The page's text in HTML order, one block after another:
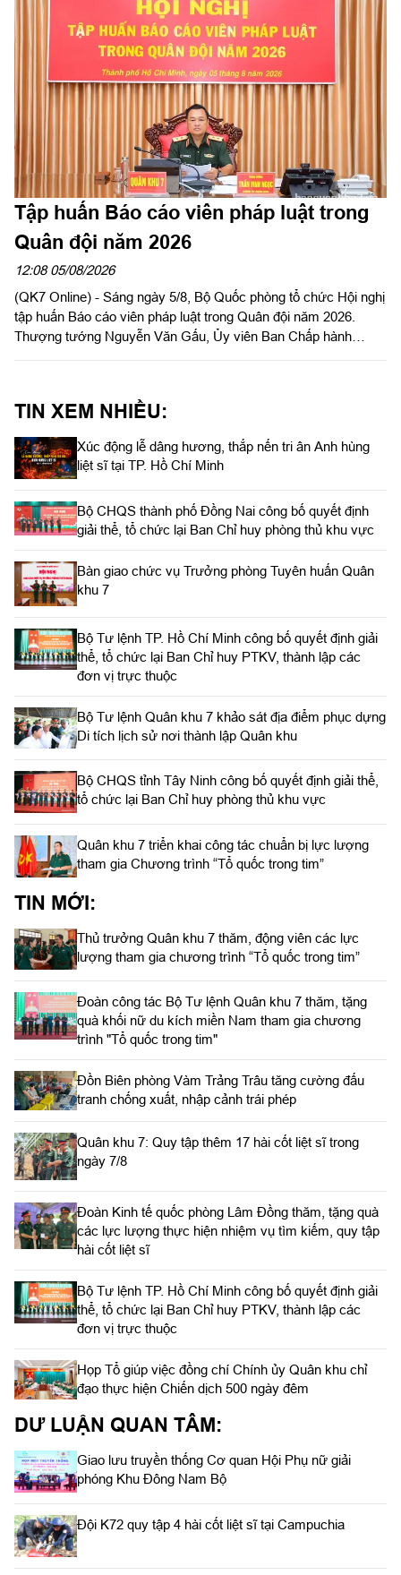
(CHQS) phường Tam Long (Bộ Tư lệnh TP Hồ Chí Minh).
Tập huấn Báo cáo viên pháp luật trong
Quân đội năm 2026
12:08 05/08/2026
(QK7 Online) - Sáng ngày 5/8, Bộ Quốc phòng tổ chức Hội nghị
tập huấn Báo cáo viên pháp luật trong Quân đội năm 2026.
Thượng tướng Nguyễn Văn Gấu, Ủy viên Ban Chấp hành
hình thức trực tiếp kết hợp với trực tuyến tại 122 điểm cầu
trong toàn quân.
TIN XEM NHIỀU:
Xúc động lễ dâng hương, thắp nến tri ân Anh hùng
liệt sĩ tại TP. Hồ Chí Minh
Bộ CHQS thành phố Đồng Nai công bố quyết định
giải thể, tổ chức lại Ban Chỉ huy phòng thủ khu vực
Bàn giao chức vụ Trưởng phòng Tuyên huấn Quân
khu 7
Bộ Tư lệnh TP. Hồ Chí Minh công bố quyết định giải
thể, tổ chức lại Ban Chỉ huy PTKV, thành lập các
đơn vị trực thuộc
Bộ Tư lệnh Quân khu 7 khảo sát địa điểm phục dựng
Di tích lịch sử nơi thành lập Quân khu
Bộ CHQS tỉnh Tây Ninh công bố quyết định giải thể,
tổ chức lại Ban Chỉ huy phòng thủ khu vực
Quân khu 7 triển khai công tác chuẩn bị lực lượng
tham gia Chương trình “Tổ quốc trong tim”
TIN MỚI:
Thủ trưởng Quân khu 7 thăm, động viên các lực
lượng tham gia chương trình “Tổ quốc trong tim”
Đoàn công tác Bộ Tư lệnh Quân khu 7 thăm, tặng
quà khối nữ du kích miền Nam tham gia chương
trình "Tổ quốc trong tim"
Đồn Biên phòng Vàm Trảng Trâu tăng cường đấu
tranh chống xuất, nhập cảnh trái phép
Quân khu 7: Quy tập thêm 17 hài cốt liệt sĩ trong
ngày 7/8
Đoàn Kinh tế quốc phòng Lâm Đồng thăm, tặng quà
các lực lượng thực hiện nhiệm vụ tìm kiếm, quy tập
hài cốt liệt sĩ
Bộ Tư lệnh TP. Hồ Chí Minh công bố quyết định giải
thể, tổ chức lại Ban Chỉ huy PTKV, thành lập các
đơn vị trực thuộc
Họp Tổ giúp việc đồng chí Chính ủy Quân khu chỉ
đạo thực hiện Chiến dịch 500 ngày đêm
DƯ LUẬN QUAN TÂM:
Giao lưu truyền thống Cơ quan Hội Phụ nữ giải
phóng Khu Đông Nam Bộ
Đội K72 quy tập 4 hài cốt liệt sĩ tại Campuchia